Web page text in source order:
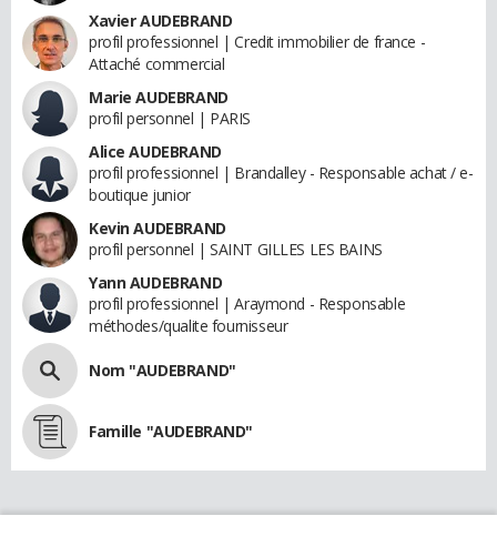
Xavier AUDEBRAND
profil professionnel | Credit immobilier de france -
Attaché commercial
Marie AUDEBRAND
profil personnel | PARIS
Alice AUDEBRAND
profil professionnel | Brandalley - Responsable achat / e-
boutique junior
Kevin AUDEBRAND
profil personnel | SAINT GILLES LES BAINS
Yann AUDEBRAND
profil professionnel | Araymond - Responsable
méthodes/qualite fournisseur
Nom "AUDEBRAND"
Famille "AUDEBRAND"